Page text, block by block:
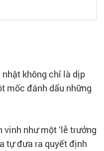
không chỉ là dịp
mốc đánh dấu những
như một ‘lễ trưởng
tự đưa ra quyết định